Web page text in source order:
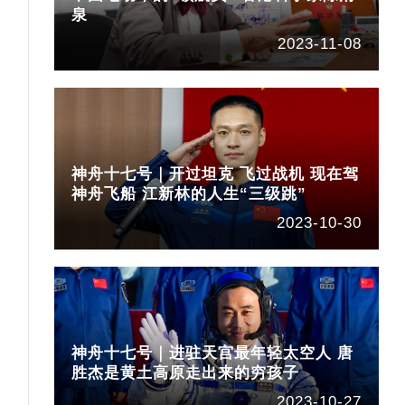
泉
2023-11-08
神舟十七号｜开过坦克 飞过战机 现在驾
神舟飞船 江新林的人生“三级跳”
2023-10-30
神舟十七号｜进驻天宫最年轻太空人 唐
胜杰是黄土高原走出来的穷孩子